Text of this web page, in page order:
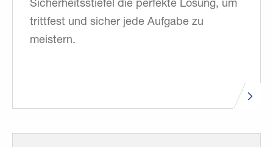
Sicherheitsstiefel die perfekte Lösung, um
trittfest und sicher jede Aufgabe zu
meistern.